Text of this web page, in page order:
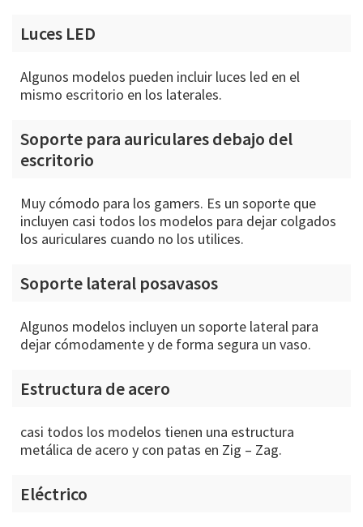
Luces LED
Algunos modelos pueden incluir luces led en el
mismo escritorio en los laterales.
Soporte para auriculares debajo del
escritorio
Muy cómodo para los gamers. Es un soporte que
incluyen casi todos los modelos para dejar colgados
los auriculares cuando no los utilices.
Soporte lateral posavasos
Algunos modelos incluyen un soporte lateral para
dejar cómodamente y de forma segura un vaso.
Estructura de acero
casi todos los modelos tienen una estructura
metálica de acero y con patas en Zig – Zag.
Eléctrico